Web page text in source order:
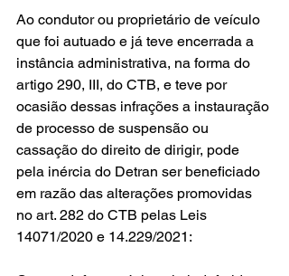
Ao condutor ou proprietário de veículo
que foi autuado e já teve encerrada a
instância administrativa, na forma do
artigo 290, III, do CTB, e teve por
ocasião dessas infrações a instauração
de processo de suspensão ou
cassação do direito de dirigir, pode
pela inércia do Detran ser beneficiado
em razão das alterações promovidas
no art. 282 do CTB pelas Leis
14071/2020 e 14.229/2021: